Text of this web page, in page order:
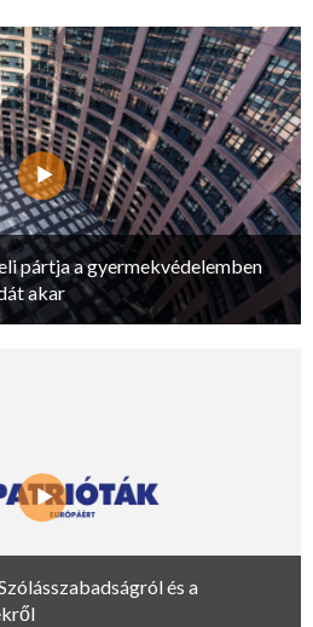
pártja a gyermekvédelemben
akar
és a